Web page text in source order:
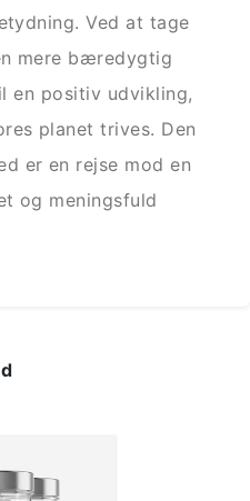
Ved at tage
mere bæredygtig
en positiv udvikling,
planet trives. Den
er en rejse mod en
og meningsfuld